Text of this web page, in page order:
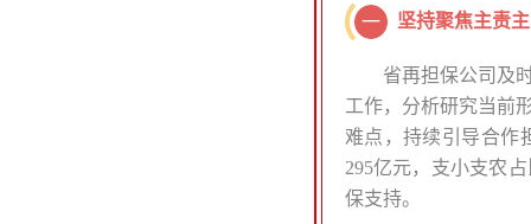
一 坚持聚焦主责
省再担保公司及
工作，分析研究当前
难点，持续引导合作
295亿元，支小支农
保支持。